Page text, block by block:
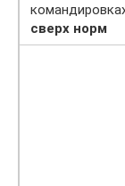
сверх норм